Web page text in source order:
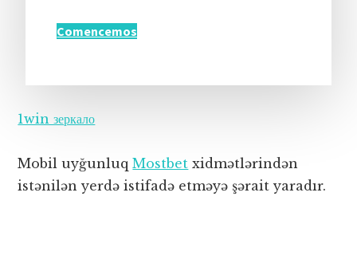
Comencemos
1win зеркало
Mobil uyğunluqMostbet xidmətlərindən
istənilən yerdə istifadə etməyə şərait yaradır.